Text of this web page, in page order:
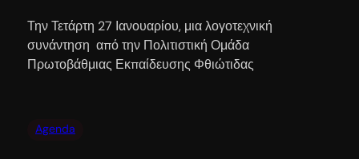
Την Τετάρτη 27 Ιανουαρίου, μια λογοτεχνική
συνάντηση από την Πολιτιστική Ομάδα
Πρωτοβάθμιας Εκπαίδευσης Φθιώτιδας
Agenda